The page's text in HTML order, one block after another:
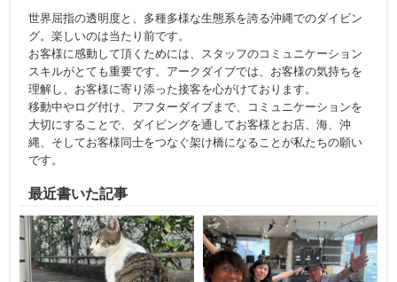
世界屈指の透明度と、多種多様な生態系を誇る沖縄でのダイビン
グ。楽しいのは当たり前です。
お客様に感動して頂くためには、スタッフのコミュニケーション
スキルがとても重要です。アークダイブでは、お客様の気持ちを
理解し、お客様に寄り添った接客を心がけております。
移動中やログ付け、アフターダイブまで、コミュニケーションを
大切にすることで、ダイビングを通してお客様とお店、海、沖
縄、そしてお客様同士をつなぐ架け橋になることが私たちの願い
です。
最近書いた記事